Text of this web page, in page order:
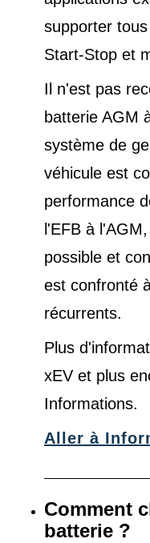
supporter
Start-Stop et
Il n'est pas
batterie AGM
système de
véhicule est
performance
l'EFB à
possible et
est confronté
récurrents.
Plus
xEV et plus
Informations.
Aller à
Comment
batterie ?